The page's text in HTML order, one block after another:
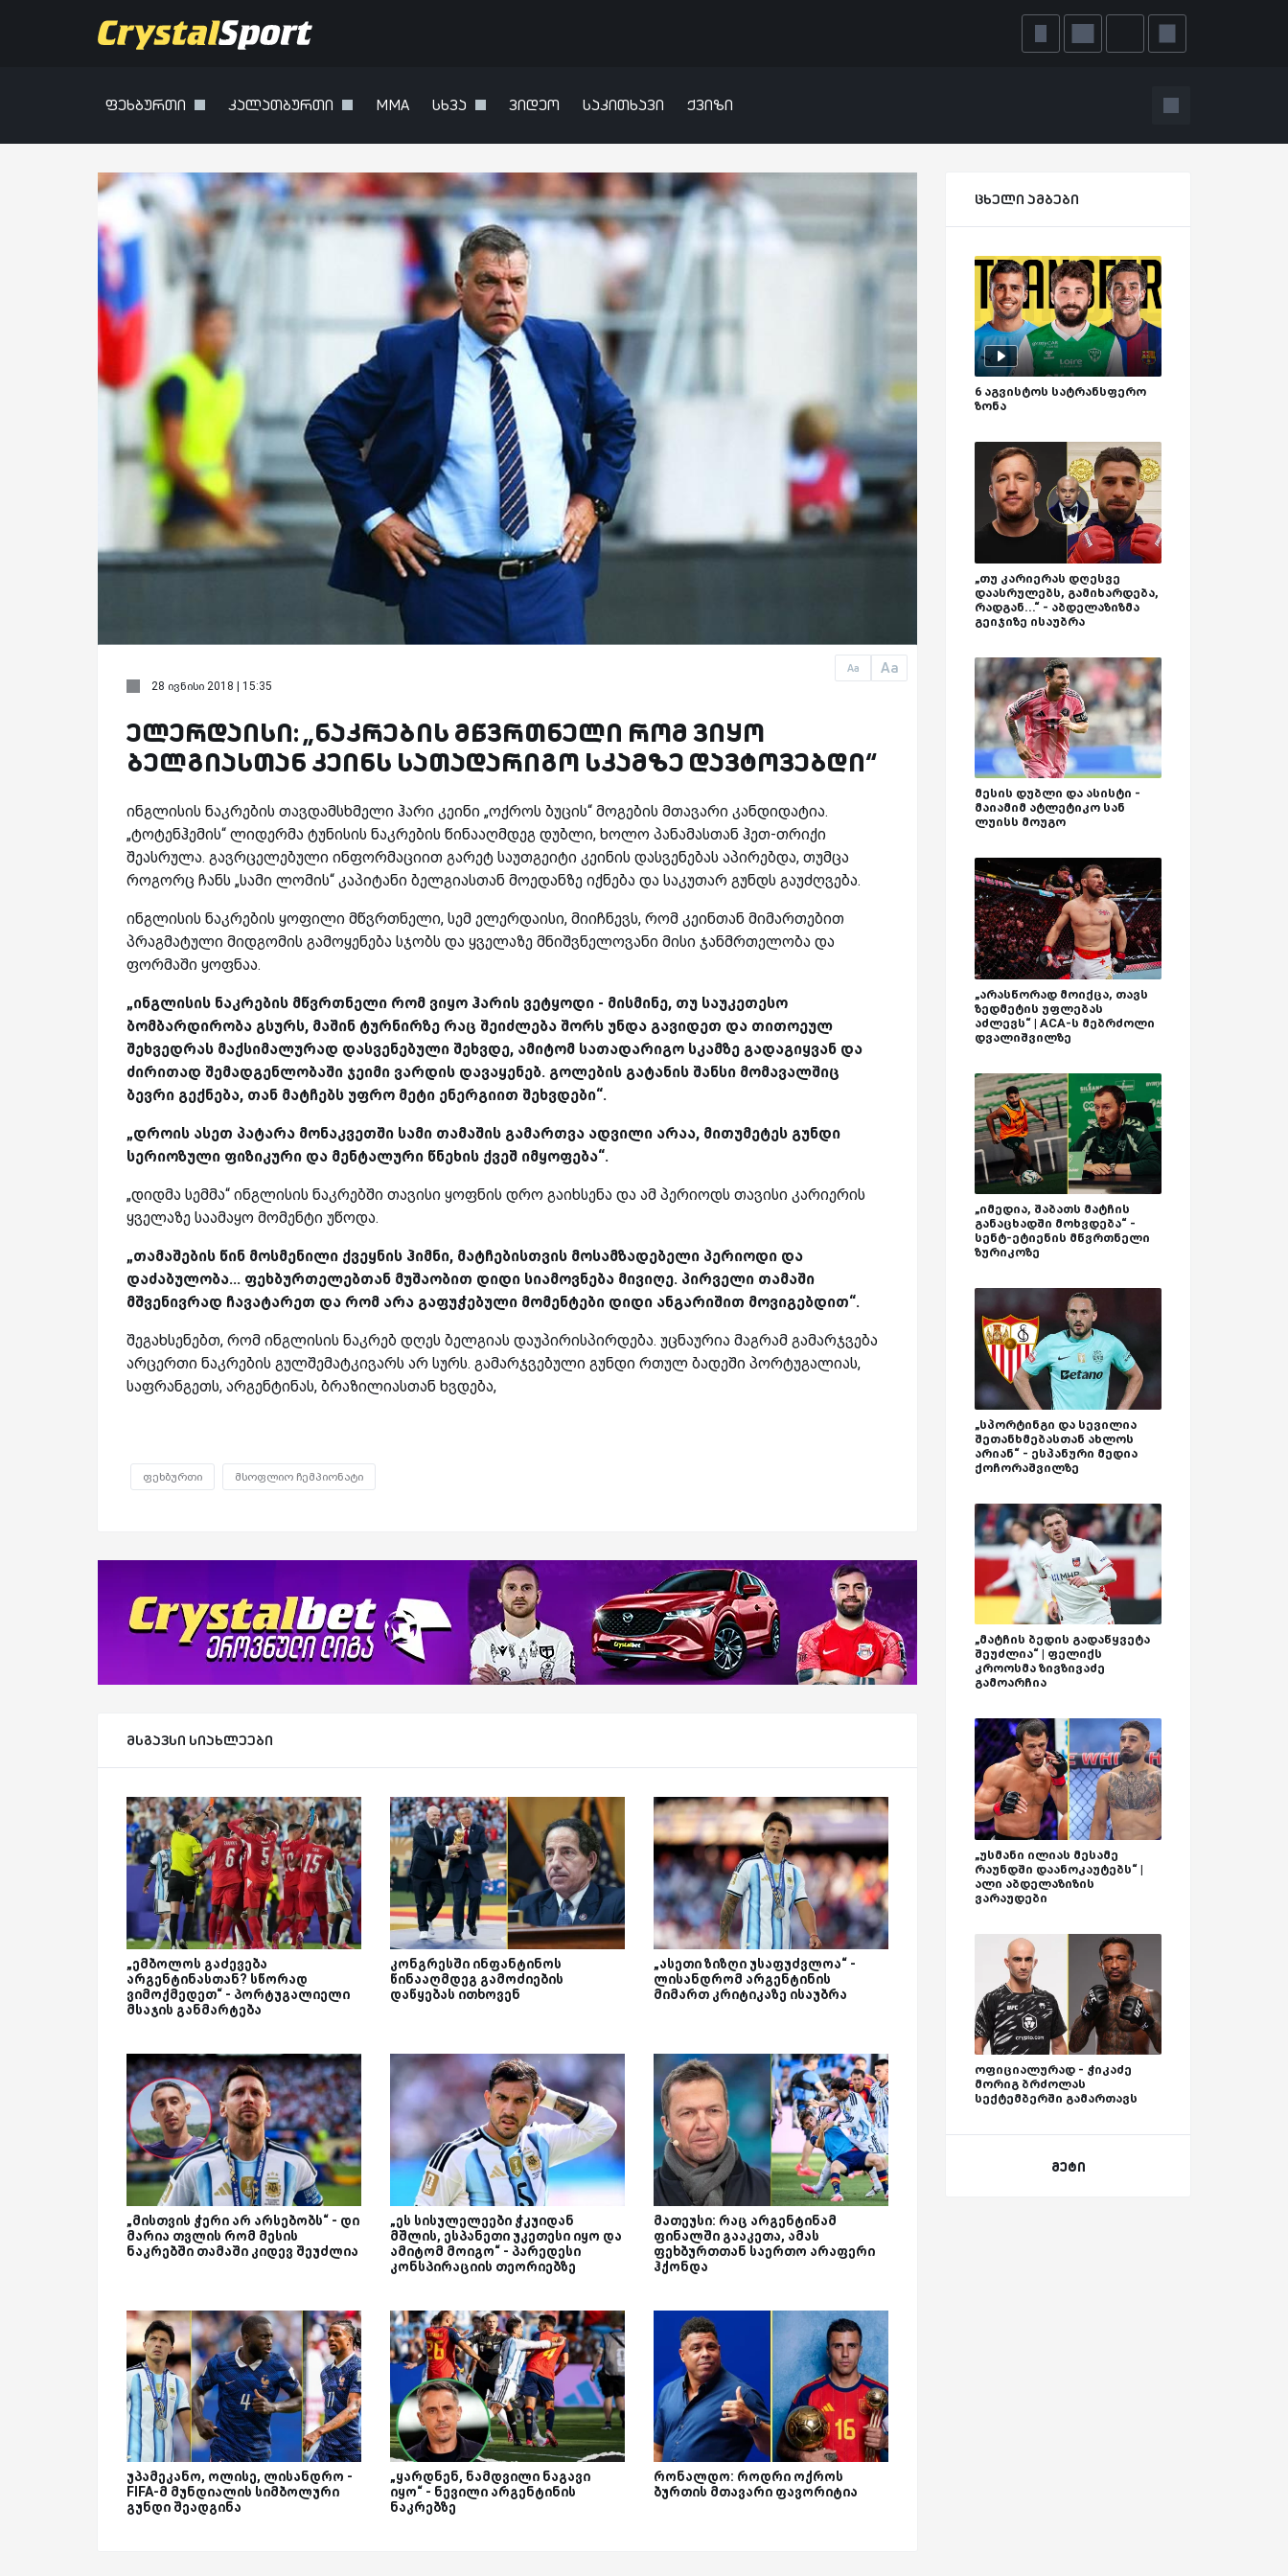
ფეხბურთი კალათბურთი MMA სხვა ვიდეო საკითხავი ქვიზი
Aa Aa
28 ივნისი 2018 | 15:35
ელერდაისი: „ნაკრების მწვრთნელი რომ ვიყო
ბელგიასთან კეინს სათადარიგო სკამზე დავტოვებდი“
ინგლისის ნაკრების თავდამსხმელი ჰარი კეინი „ოქროს ბუცის“ მოგების მთავარი კანდიდატია.
„ტოტენჰემის“ ლიდერმა ტუნისის ნაკრების წინააღმდეგ დუბლი, ხოლო პანამასთან ჰეთ-თრიქი
შეასრულა. გავრცელებული ინფორმაციით გარეტ საუთგეიტი კეინის დასვენებას აპირებდა, თუმცა
როგორც ჩანს „სამი ლომის“ კაპიტანი ბელგიასთან მოედანზე იქნება და საკუთარ გუნდს გაუძღვება.
ინგლისის ნაკრების ყოფილი მწვრთნელი, სემ ელერდაისი, მიიჩნევს, რომ კეინთან მიმართებით
პრაგმატული მიდგომის გამოყენება სჯობს და ყველაზე მნიშვნელოვანი მისი ჯანმრთელობა და
ფორმაში ყოფნაა.
„ინგლისის ნაკრების მწვრთნელი რომ ვიყო ჰარის ვეტყოდი - მისმინე, თუ საუკეთესო
ბომბარდირობა გსურს, მაშინ ტურნირზე რაც შეიძლება შორს უნდა გავიდეთ და თითოეულ
შეხვედრას მაქსიმალურად დასვენებული შეხვდე, ამიტომ სათადარიგო სკამზე გადაგიყვან და
ძირითად შემადგენლობაში ჯეიმი ვარდის დავაყენებ. გოლების გატანის შანსი მომავალშიც
ბევრი გექნება, თან მატჩებს უფრო მეტი ენერგიით შეხვდები“.
„დროის ასეთ პატარა მონაკვეთში სამი თამაშის გამართვა ადვილი არაა, მითუმეტეს გუნდი
სერიოზული ფიზიკური და მენტალური წნეხის ქვეშ იმყოფება“.
„დიდმა სემმა“ ინგლისის ნაკრებში თავისი ყოფნის დრო გაიხსენა და ამ პერიოდს თავისი კარიერის
ყველაზე საამაყო მომენტი უწოდა.
„თამაშების წინ მოსმენილი ქვეყნის ჰიმნი, მატჩებისთვის მოსამზადებელი პერიოდი და
დაძაბულობა... ფეხბურთელებთან მუშაობით დიდი სიამოვნება მივიღე. პირველი თამაში
მშვენივრად ჩავატარეთ და რომ არა გაფუჭებული მომენტები დიდი ანგარიშით მოვიგებდით“.
შეგახსენებთ, რომ ინგლისის ნაკრებ დღეს ბელგიას დაუპირისპირდება. უცნაურია მაგრამ გამარჯვება
არცერთი ნაკრების გულშემატკივარს არ სურს. გამარჯვებული გუნდი რთულ ბადეში პორტუგალიას,
საფრანგეთს, არგენტინას, ბრაზილიასთან ხვდება,
ფეხბურთი მსოფლიო ჩემპიონატი
მსგავსი სიახლეები
„ემბოლოს გაძევება
არგენტინასთან? სწორად
ვიმოქმედეთ“ - პორტუგალიელი
მსაჯის განმარტება
კონგრესში ინფანტინოს
წინააღმდეგ გამოძიების
დაწყებას ითხოვენ
„ასეთი ზიზღი უსაფუძვლოა“ -
ლისანდრომ არგენტინის
მიმართ კრიტიკაზე ისაუბრა
„მისთვის ჭერი არ არსებობს“ - დი
მარია თვლის რომ მესის
ნაკრებში თამაში კიდევ შეუძლია
„ეს სისულელეები ჭკუიდან
მშლის, ესპანეთი უკეთესი იყო და
ამიტომ მოიგო“ - პარედესი
კონსპირაციის თეორიებზე
მათეუსი: რაც არგენტინამ
ფინალში გააკეთა, ამას
ფეხბურთთან საერთო არაფერი
ჰქონდა
უპამეკანო, ოლისე, ლისანდრო -
FIFA-მ მუნდიალის სიმბოლური
გუნდი შეადგინა
„ყარდნენ, ნამდვილი ნაგავი
იყო“ - ნევილი არგენტინის
ნაკრებზე
რონალდო: როდრი ოქროს
ბურთის მთავარი ფავორიტია
ცხელი ამბები
6 აგვისტოს სატრანსფერო
ზონა
„თუ კარიერას დღესვე
დაასრულებს, გამიხარდება,
რადგან...“ - აბდელაზიზმა
გეიჯიზე ისაუბრა
მესის დუბლი და ასისტი -
მაიამიმ ატლეტიკო სან
ლუისს მოუგო
„არასწორად მოიქცა, თავს
ზედმეტის უფლებას
აძლევს“ | ACA-ს მებრძოლი
დვალიშვილზე
„იმედია, შაბათს მატჩის
განაცხადში მოხვდება“ -
სენტ-ეტიენის მწვრთნელი
ზურიკოზე
„სპორტინგი და სევილია
შეთანხმებასთან ახლოს
არიან“ - ესპანური მედია
ქოჩორაშვილზე
„მატჩის ბედის გადაწყვეტა
შეუძლია“ | ფელიქს
კროოსმა ზივზივაძე
გამოარჩია
„უსმანი ილიას მესამე
რაუნდში დაანოკაუტებს“ |
ალი აბდელაზიზის
ვარაუდები
ოფიციალურად - ჭიკაძე
მორიგ ბრძოლას
სექტემბერში გამართავს
მეტი